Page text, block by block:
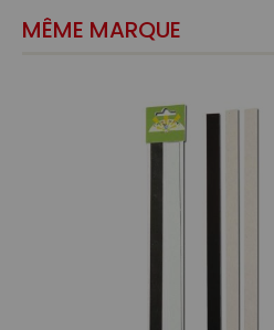
MÊME MARQUE